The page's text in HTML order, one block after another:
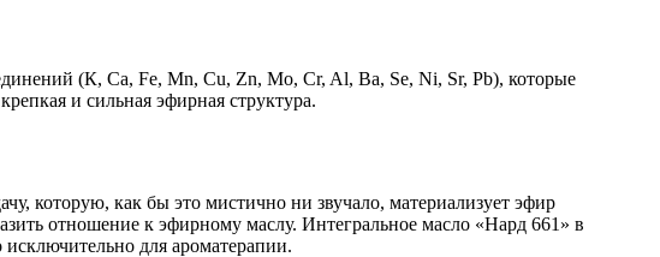
(К, Ca, Fe, Мn, Cu, Zn, Mo, Cr, Al, Ba, Se, Ni, Sr, Pb), которые
и сильная эфирная структура.
которую, как бы это мистично ни звучало, материализует эфир
отношение к эфирному маслу. Интегральное масло «Нард 661» в
для ароматерапии.